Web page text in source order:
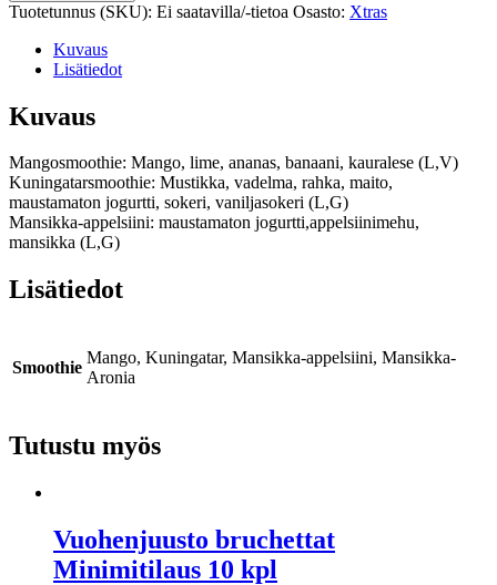
Tuotetunnus (SKU): Ei saatavilla/-tietoa Osasto: Xtras
Kuvaus
Lisätiedot
Kuvaus
Mangosmoothie: Mango, lime, ananas, banaani, kauralese (L,V)
Kuningatarsmoothie: Mustikka, vadelma, rahka, maito,
maustamaton jogurtti, sokeri, vaniljasokeri (L,G)
Mansikka-appelsiini: maustamaton jogurtti,appelsiinimehu,
mansikka (L,G)
Lisätiedot
Smoothie
Mango, Kuningatar, Mansikka-appelsiini, Mansikka-
Aronia
Tutustu myös
Vuohenjuusto bruchettat
Minimitilaus 10 kpl